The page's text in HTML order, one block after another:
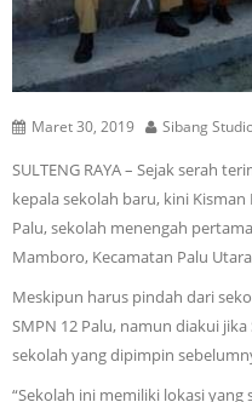
Maret 30, 2019 Sibang
SULTENG RAYA – Sejak serah
kepala sekolah baru, kini
Palu, sekolah menengah
Mamboro, Kecamatan Palu
Meskipun harus pindah dari
SMPN 12 Palu, namun diakui
sekolah yang dipimpin
“Sekolah ini memiliki lokasi